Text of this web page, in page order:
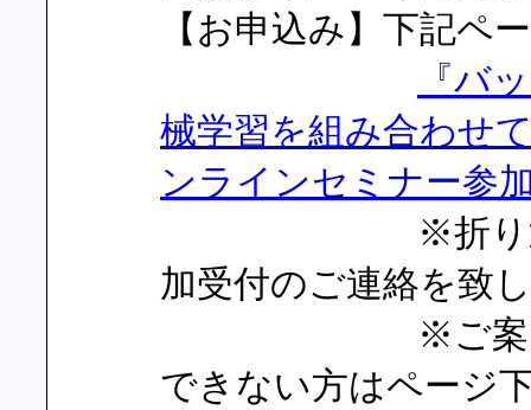
【お申込み】下記ペ
『バ
械学習を組み合わせ
ンラインセミナー参
※折り返し担
加受付のご連絡を致
※ご案内参加
できない方はページ